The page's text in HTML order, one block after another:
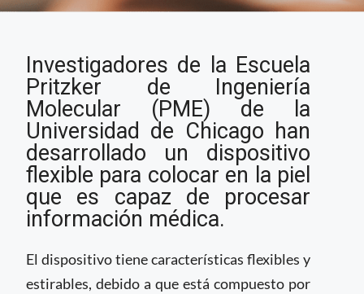
Chicago desarrolla
sensor para la piel
capaz de procesar
datos médicos
Investigadores de la Escuela
Pritzker de Ingeniería
Molecular (PME) de la
Universidad de Chicago han
desarrollado un dispositivo
flexible para colocar en la piel
que es capaz de procesar
información médica.
El dispositivo tiene características flexibles y
estirables, debido a que está compuesto por